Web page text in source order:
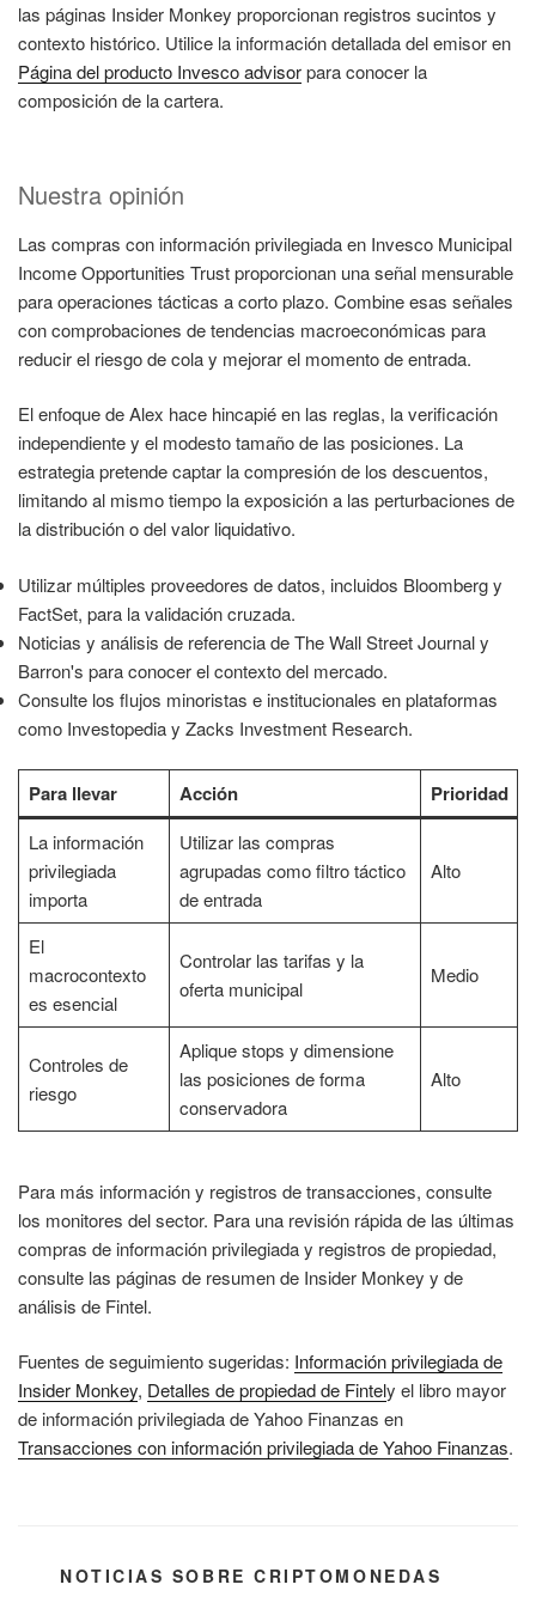
las páginas Insider Monkey proporcionan registros sucintos y
contexto histórico. Utilice la información detallada del emisor en
Página del producto Invesco advisorpara conocer la
composición de la cartera.
Nuestra opinión
Las compras con información privilegiada en Invesco Municipal
Income Opportunities Trust proporcionan una señal mensurable
para operaciones tácticas a corto plazo. Combine esas señales
con comprobaciones de tendencias macroeconómicas para
reducir el riesgo de cola y mejorar el momento de entrada.
El enfoque de Alex hace hincapié en las reglas, la verificación
independiente y el modesto tamaño de las posiciones. La
estrategia pretende captar la compresión de los descuentos,
limitando al mismo tiempo la exposición a las perturbaciones de
la distribución o del valor liquidativo.
Utilizar múltiples proveedores de datos, incluidos Bloomberg y
FactSet, para la validación cruzada.
Noticias y análisis de referencia de The Wall Street Journal y
Barron's para conocer el contexto del mercado.
Consulte los flujos minoristas e institucionales en plataformas
como Investopedia y Zacks Investment Research.
Para llevar Acción Prioridad
La información
privilegiada
importa
Utilizar las compras
agrupadas como filtro táctico
de entrada
Alto
El
macrocontexto
es esencial
Controlar las tarifas y la
oferta municipal
Medio
Controles de
riesgo
Aplique stops y dimensione
las posiciones de forma
conservadora
Alto
Para más información y registros de transacciones, consulte
los monitores del sector. Para una revisión rápida de las últimas
compras de información privilegiada y registros de propiedad,
consulte las páginas de resumen de Insider Monkey y de
análisis de Fintel.
Fuentes de seguimiento sugeridas: Información privilegiada de
Insider Monkey, Detalles de propiedad de Fintely el libro mayor
de información privilegiada de Yahoo Finanzas en
Transacciones con información privilegiada de Yahoo Finanzas.
CATEGORÍAS
NOTICIAS SOBRE CRIPTOMONEDAS